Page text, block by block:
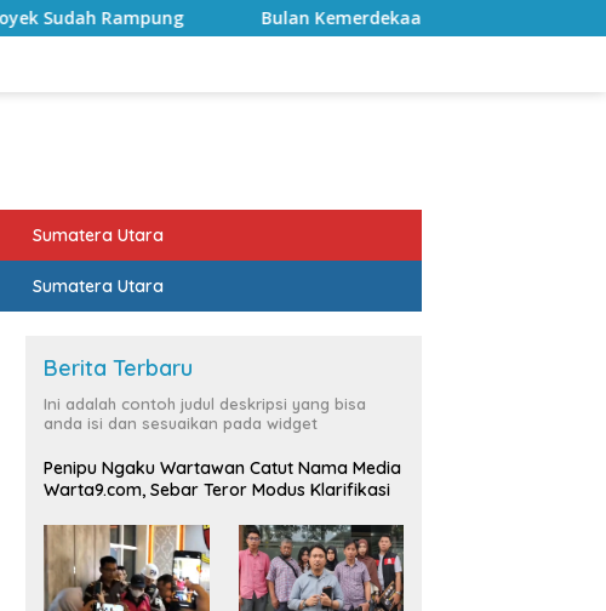
Bulan Kemerdekaan, Bupati Lampung Selatan Ajak ASN
Sumatera Utara
Sumatera Utara
Berita Terbaru
Ini adalah contoh judul deskripsi yang bisa
anda isi dan sesuaikan pada widget
Penipu Ngaku Wartawan Catut Nama Media
Warta9.com, Sebar Teror Modus Klarifikasi